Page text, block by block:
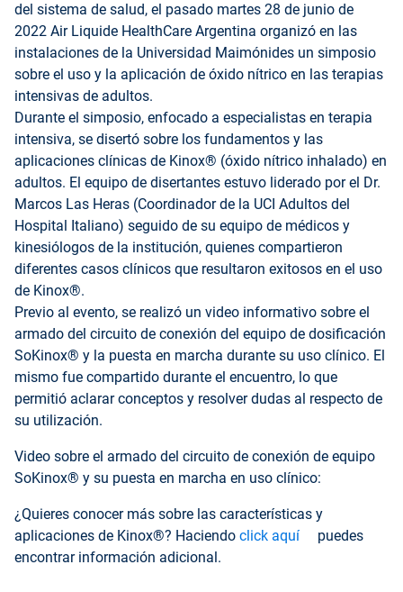
del sistema de salud, el pasado martes 28 de junio de
2022 Air Liquide HealthCare Argentina organizó en las
instalaciones de la Universidad Maimónides un simposio
sobre el uso y la aplicación de óxido nítrico en las terapias
intensivas de adultos.
Durante el simposio, enfocado a especialistas en terapia
intensiva, se disertó sobre los fundamentos y las
aplicaciones clínicas de Kinox® (óxido nítrico inhalado) en
adultos. El equipo de disertantes estuvo liderado por el Dr.
Marcos Las Heras (Coordinador de la UCI Adultos del
Hospital Italiano) seguido de su equipo de médicos y
kinesiólogos de la institución, quienes compartieron
diferentes casos clínicos que resultaron exitosos en el uso
de Kinox®.
Previo al evento, se realizó un video informativo sobre el
armado del circuito de conexión del equipo de dosificación
SoKinox® y la puesta en marcha durante su uso clínico. El
mismo fue compartido durante el encuentro, lo que
permitió aclarar conceptos y resolver dudas al respecto de
su utilización.
Video sobre el armado del circuito de conexión de equipo
SoKinox® y su puesta en marcha en uso clínico:
¿Quieres conocer más sobre las características y
aplicaciones de Kinox®? Haciendo click aquí
puedes
encontrar información adicional.